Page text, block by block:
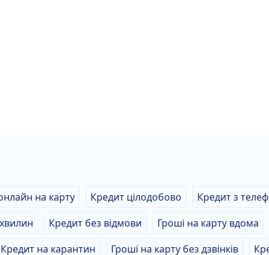
на карту Кредит цілодобово Кредит з
Кредит без відмови Гроші на карту вдома
Кредит на карантин Гроші на карту без дзвінків